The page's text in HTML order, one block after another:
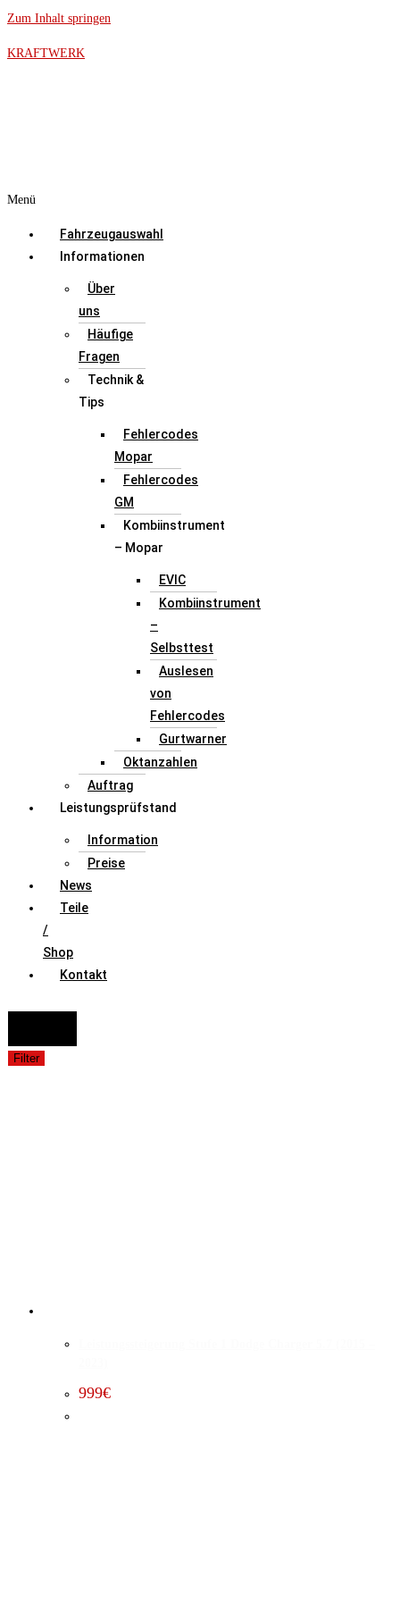
Zum Inhalt springen
KRAFTWERK
Menü
Fahrzeugauswahl
Informationen
Über
uns
Häufige
Fragen
Technik &
Tips
Fehlercodes
Mopar
Fehlercodes
GM
Kombiinstrument
– Mopar
EVIC
Kombiinstrument
–
Selbsttest
Auslesen
von
Fehlercodes
Gurtwarner
Oktanzahlen
Auftrag
Leistungsprüfstand
Information
Preise
News
Teile
/
Shop
Kontakt
Filter
999€